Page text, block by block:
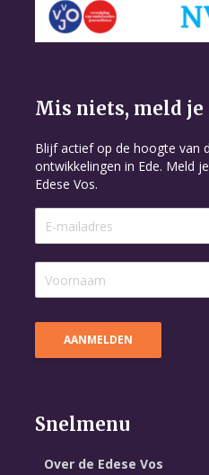
Mis niets, meld je
Blijf actief op de hoogte van
ontwikkelingen in Ede. Meld
Edese Vos.
Snelmenu
Over de Edese Vos